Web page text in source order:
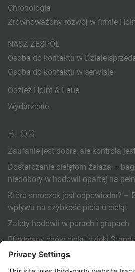
Chronologia
Zrównoważony rozwój w firmie
NASZ ZESPÓŁ
Osoba do kontaktu w Dziale
Osoba do kontaktu w serwisie
Odzież Holm & Laue
Wydarzenie
BLOG
Zaufanie jest dobre, ale kontrola
Dostarczanie cielętom żelaza –
niedobory w hodowli opartej na
Która smoczek jest odpowiedni? –
wpływu na szybkość picia u cieląt
Zalety hodowli w parach i grupach
Efektywny chów cieląt dzięki
procedurom operacyjnym (SOP)